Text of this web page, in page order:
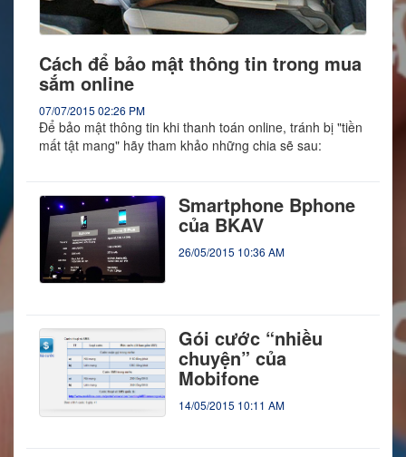
Cách để bảo mật thông tin trong mua
sắm online
07/07/2015 02:26 PM
Để bảo mật thông tin khi thanh toán online, tránh bị "tiền
mất tật mang" hãy tham khảo những chia sẽ sau:
Smartphone Bphone
của BKAV
26/05/2015 10:36 AM
Gói cước “nhiều
chuyện” của
Mobifone
14/05/2015 10:11 AM